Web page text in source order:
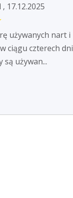
17.12.2025
używanych nart i
ciągu czterech dni
są używan...